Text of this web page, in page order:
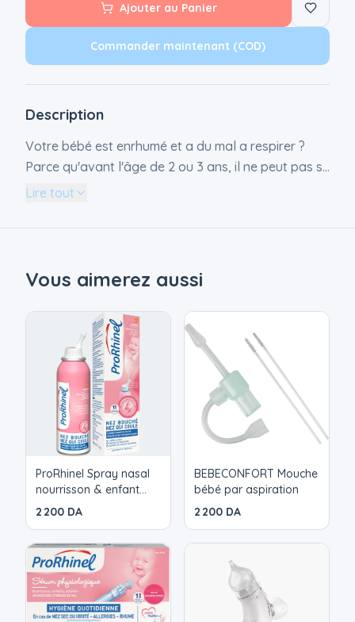
Ajouter au Panier
Commander maintenant (COD)
Description
Votre bébé est enrhumé et a du mal a respirer ?
Parce qu'avant l'âge de 2 ou 3 ans, il ne peut pas se
moucher seul, le mouche bébé ProRhinel est d'une
nasales efficacement du nez de votre enfant. Ce
forme d'un appareil tubulaire souple transparent. Il
est muni : d'un filtre spécial absorbant qui retient les
mucosités (aucun risque que les sécrétions ne
parviennent à votre bouche !), de deux embouts
jetables. Ergonomique, il est parfaitement adapté
au nez des bébés et fonctionne comme un
aspirateur manuel à mucosités.
Lire tout
Vous aimerez aussi
ProRhinel Spray nasal
nourrisson & enfant
100ml
2 200 DA
BEBECONFORT Mouche
bébé par aspiration
2 200 DA